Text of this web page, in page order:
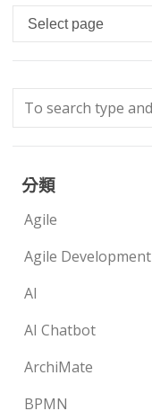
Languages
分類
Agile
Agile Development
AI
AI Chatbot
ArchiMate
BPMN